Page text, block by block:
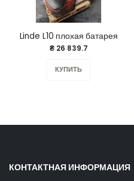
Linde L10 плохая батарея
₴ 26 839.7
КУПИТЬ
КОНТАКТНАЯ ИНФОРМАЦИЯ